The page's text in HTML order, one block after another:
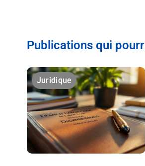
Publications qui
Juridique